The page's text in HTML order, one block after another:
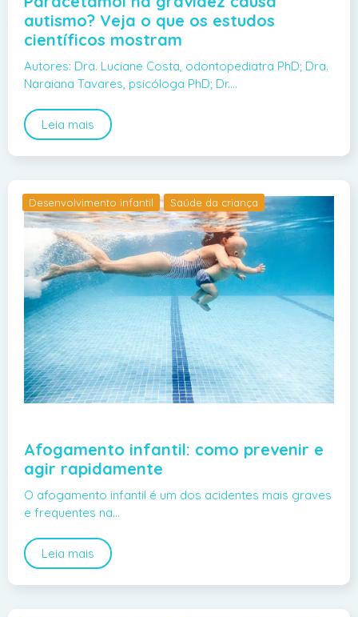
autismo? Veja o que os estudos
científicos mostram
Autores: Dra. Luciane Costa, odontopediatra PhD; Dra.
Naraiana Tavares, psicóloga PhD; Dr.…
Leia mais
Desenvolvimento infantil Saúde da criança
Afogamento infantil: como prevenir e
agir rapidamente
O afogamento infantil é um dos acidentes mais graves
e frequentes na…
Leia mais